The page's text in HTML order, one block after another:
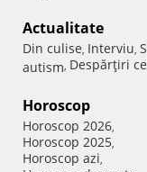
Actualitate
Din culise, Interviu,
autism, Despărţiri
Horoscop
Horoscop 2026,
Horoscop 2025,
Horoscop azi,